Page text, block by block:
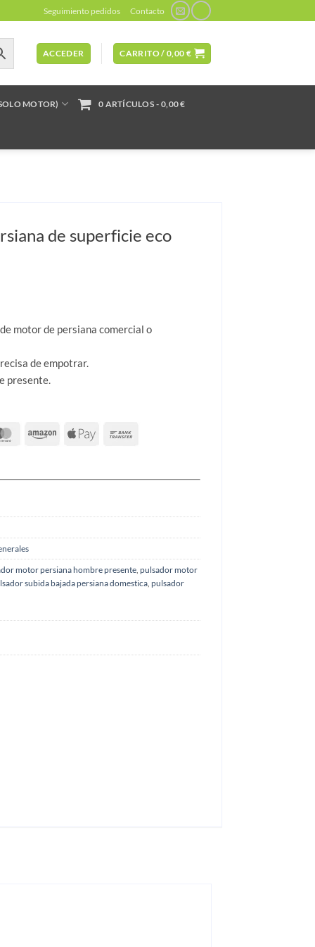
Seguimiento pedidos Contacto
ACCEDER CARRITO / 0,00 €
MOTOR) 0 ARTÍCULOS 0,00 €
de superficie eco
motor de persiana comercial o
de empotrar.
presente.
motor persiana hombre presente, pulsador motor
subida bajada persiana domestica, pulsador